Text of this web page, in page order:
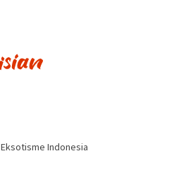
Indonesia